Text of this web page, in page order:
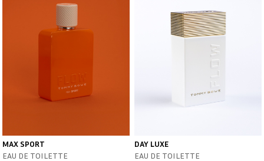
MAX SPORT
EAU DE TOILETTE
DAY LUXE
EAU DE TOILETTE